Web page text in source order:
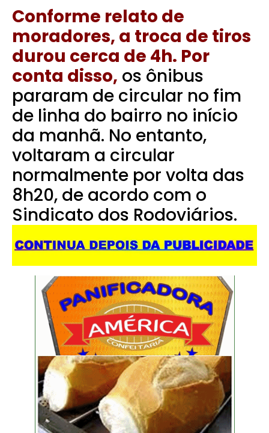
Conforme relato de
moradores, a troca de tiros
durou cerca de 4h. Por
conta disso, os ônibus
pararam de circular no fim
de linha do bairro no início
da manhã. No entanto,
voltaram a circular
normalmente por volta das
8h20, de acordo com o
Sindicato dos Rodoviários.